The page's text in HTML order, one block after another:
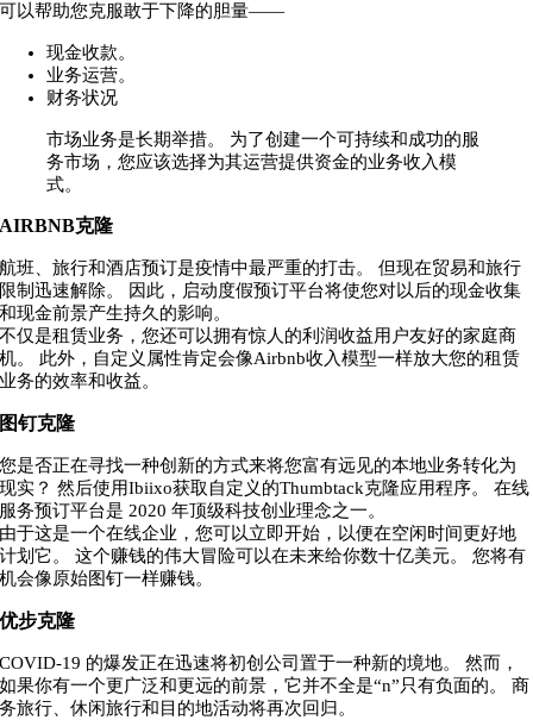
可以帮助您克服敢于下降的胆量——
现金收款。
业务运营。
财务状况
市场业务是长期举措。 为了创建一个可持续和成功的服
务市场，您应该选择为其运营提供资金的业务收入模
式。
AIRBNB克隆
航班、旅行和酒店预订是疫情中最严重的打击。 但现在贸易和旅行
限制迅速解除。 因此，启动度假预订平台将使您对以后的现金收集
和现金前景产生持久的影响。
不仅是租赁业务，您还可以拥有惊人的利润收益用户友好的家庭商
机。 此外，自定义属性肯定会像Airbnb收入模型一样放大您的租赁
业务的效率和收益。
图钉克隆
您是否正在寻找一种创新的方式来将您富有远见的本地业务转化为
现实？ 然后使用Ibiixo获取自定义的Thumbtack克隆应用程序。 在线
服务预订平台是 2020 年顶级科技创业理念之一。
由于这是一个在线企业，您可以立即开始，以便在空闲时间更好地
计划它。 这个赚钱的伟大冒险可以在未来给你数十亿美元。 您将有
机会像原始图钉一样赚钱。
优步克隆
COVID-19 的爆发正在迅速将初创公司置于一种新的境地。 然而，
如果你有一个更广泛和更远的前景，它并不全是“n”只有负面的。 商
务旅行、休闲旅行和目的地活动将再次回归。